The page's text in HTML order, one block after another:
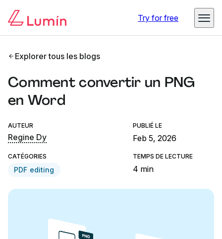
Try for free
Explorer tous les blogs
Comment convertir un PNG
en Word
AUTEUR
Regine Dy
PUBLIÉ LE
Feb 5, 2026
CATÉGORIES
PDF editing
TEMPS DE LECTURE
4 min